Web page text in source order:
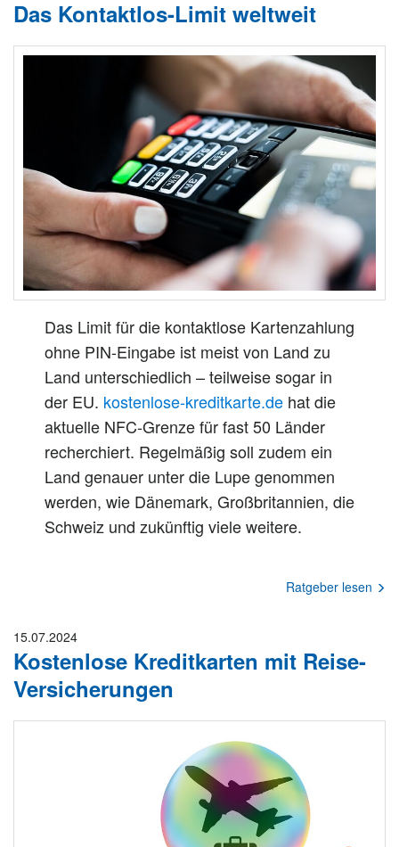
Das Kontaktlos-Limit weltweit
Das Limit für die kontaktlose Kartenzahlung
ohne PIN-Eingabe ist meist von Land zu
Land unterschiedlich – teilweise sogar in
der EU. kostenlose-kreditkarte.de hat die
aktuelle NFC-Grenze für fast 50 Länder
recherchiert. Regelmäßig soll zudem ein
Land genauer unter die Lupe genommen
werden, wie Dänemark, Großbritannien, die
Schweiz und zukünftig viele weitere.
Ratgeber lesen
15.07.2024
Kostenlose Kreditkarten mit Reise-
Versicherungen